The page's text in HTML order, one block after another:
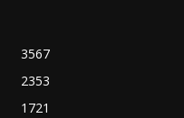
3567
2353
1721